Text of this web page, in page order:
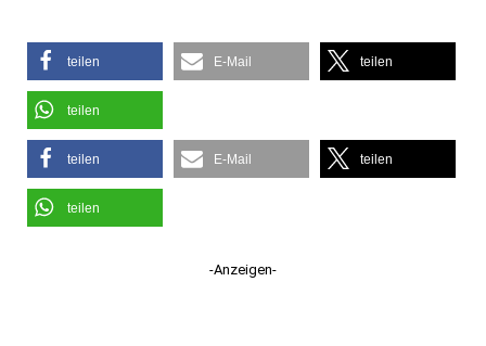
teilen E-Mail teilen
teilen
teilen E-Mail teilen
teilen
-Anzeigen-